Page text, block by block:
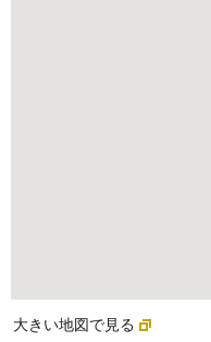
大きい地図で見る